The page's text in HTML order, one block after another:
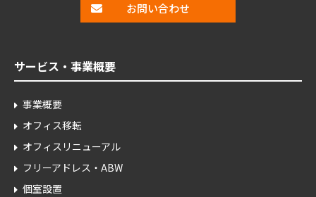
お問い合わせ
サービス・事業概要
事業概要
オフィス移転
オフィスリニューアル
フリーアドレス・ABW
個室設置